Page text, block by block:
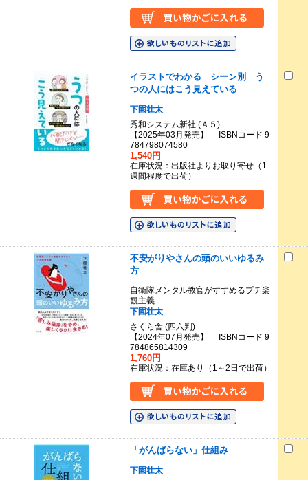
イラストでわかる シーン別 う
つの人にはこう見えている
下園壮太
秀和システム新社 (Ａ５)
【2025年03月発売】 ISBNコード 9
784798074580
1,540円
在庫状況：出版社よりお取り寄せ（1
週間程度で出荷）
不安がりやさんの頭のいいゆるみ
方
自衛隊メンタル教官がすすめるプチ楽
観主義
下園壮太
さくら舎 (四六判)
【2024年07月発売】 ISBNコード 9
784865814309
1,760円
在庫状況：在庫あり（1～2日で出荷）
「がんばらない」仕組み
下園壮太